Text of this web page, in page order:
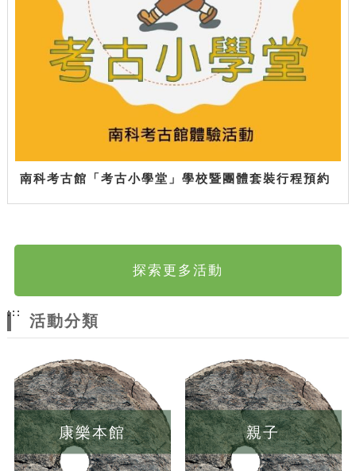
南科考古館「考古小學堂」學校暨團體套裝行程預約
探索更多活動
:::
活動分類
康樂本館 親子